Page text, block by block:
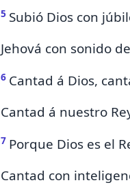
5 Subió Dios con
Jehová con sonido
6 Cantad á Dios,
Cantad á nuestro
7 Porque Dios es el
Cantad con